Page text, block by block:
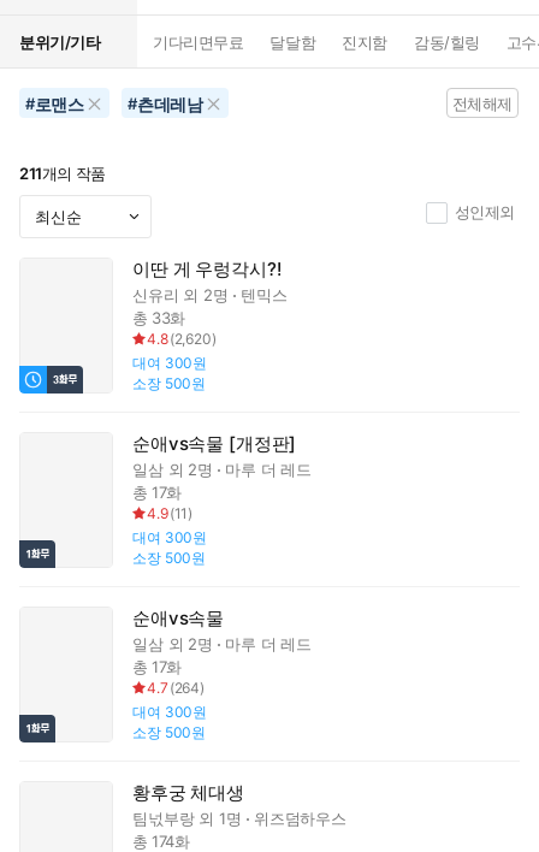
분위기/기타 기다리면무료 달달함 진지함 감동/힐링 고
#로맨스 #츤데레남 전체해제
211개의 작품
성인제외
이딴 게 우렁각시?!
신유리 외 2명
텐믹스
총 33화
4.8(2,620)
대여 300원
소장 500원
순애vs속물 [개정판]
일삼외 2명
마루 더 레드
총 17화
4.9(11 )
대여 300원
소장 500원
순애vs속물
일삼외 2명
마루 더 레드
총 17화
4.7 (264)
대여 300원
소장 500원
황후궁 체대생
팀넋부랑외 1명
위즈덤하우스
총 174화